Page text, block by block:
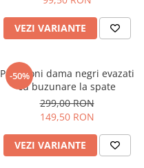
VEZI VARIANTE
-50%
Pantaloni dama negri evazati
cu buzunare la spate
299,00 RON
149,50 RON
VEZI VARIANTE